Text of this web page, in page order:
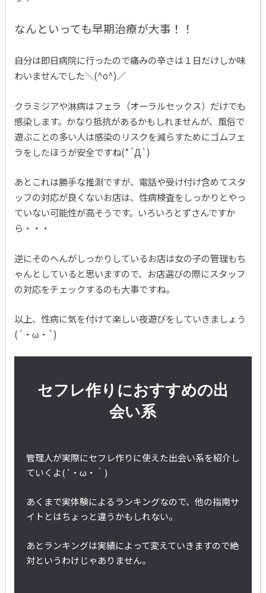
なんといっても早期治療が大事！！
自分は即日病院に行ったので痛みの辛さは１日だけしか味
わいませんでした＼(^o^)／
クラミジアや淋病はフェラ（オーラルセックス）だけでも
感染します。かなり抵抗があるかもしれませんが、風俗で
遊ぶことの多い人は感染のリスクを減らすためにゴムフェ
ラをしたほうが安全ですね(*´Д`)
あとこれは勝手な推測ですが、電話や受け付け含めてスタ
ッフの対応が良くないお店は、性病検査をしっかりとやっ
ていない可能性が高そうです。いろいろとずさんですか
ら・・・
逆にそのへんがしっかりしているお店は女の子の管理もち
ゃんとしていると思いますので、お店選びの際にスタッフ
の対応をチェックするのも大事ですね。
以上、性病に気を付けて楽しい夜遊びをしていきましょう
(´・ω・`)
セフレ作りにおすすめの出
会い系
管理人が実際にセフレ作りに使えた出会い系を紹介し
ていくよ(´・ω・｀)
あくまで実体験によるランキングなので、他の指南サ
イトとはちょっと違うかもしれない。
あとランキングは実績によって変えていきますので絶
対というわけじゃありません。